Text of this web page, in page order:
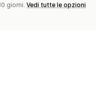
giorni. Vedi tutte le opzioni